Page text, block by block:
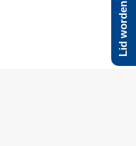
Lid worden